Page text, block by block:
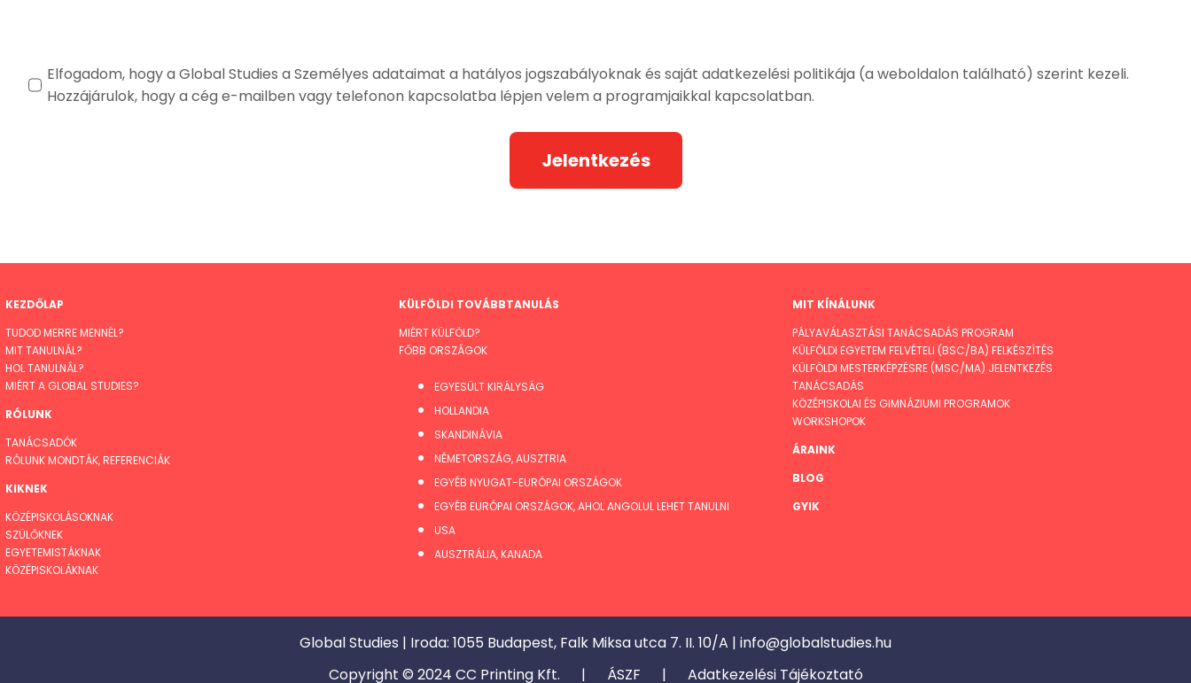
Elfogadom, hogy a Global Studies a Személyes adataimat a hatályos jogszabályoknak és saját adatkezelési politikája (a weboldalon található) szerint kezeli.
Hozzájárulok, hogy a cég e-mailben vagy telefonon kapcsolatba lépjen velem a programjaikkal kapcsolatban.
Jelentkezés
KEZDŐLAP
TUDOD MERRE MENNÉL?
MIT TANULNÁL?
HOL TANULNÁL?
MIÉRT A GLOBAL STUDIES?
RÓLUNK
TANÁCSADÓK
RÓLUNK MONDTÁK, REFERENCIÁK
KIKNEK
KÖZÉPISKOLÁSOKNAK
SZÜLŐKNEK
EGYETEMISTÁKNAK
KÖZÉPISKOLÁKNAK
KÜLFÖLDI TOVÁBBTANULÁS
MIÉRT KÜLFÖLD?
FŐBB ORSZÁGOK
EGYESÜLT KIRÁLYSÁG
HOLLANDIA
SKANDINÁVIA
NÉMETORSZÁG, AUSZTRIA
EGYÉB NYUGAT-EURÓPAI ORSZÁGOK
EGYÉB EURÓPAI ORSZÁGOK, AHOL ANGOLUL LEHET TANULNI
USA
AUSZTRÁLIA, KANADA
MIT KÍNÁLUNK
PÁLYAVÁLASZTÁSI TANÁCSADÁS PROGRAM
KÜLFÖLDI EGYETEM FELVÉTELI (BSC/BA) FELKÉSZÍTÉS
KÜLFÖLDI MESTERKÉPZÉSRE (MSC/MA) JELENTKEZÉS
TANÁCSADÁS
KÖZÉPISKOLAI ÉS GIMNÁZIUMI PROGRAMOK
WORKSHOPOK
ÁRAINK
BLOG
GYIK
Global Studies | Iroda: 1055 Budapest, Falk Miksa utca 7. II. 10/A | info@globalstudies.hu
Copyright © 2024 CC Printing Kft. |
ÁSZF | Adatkezelési Tájékoztató